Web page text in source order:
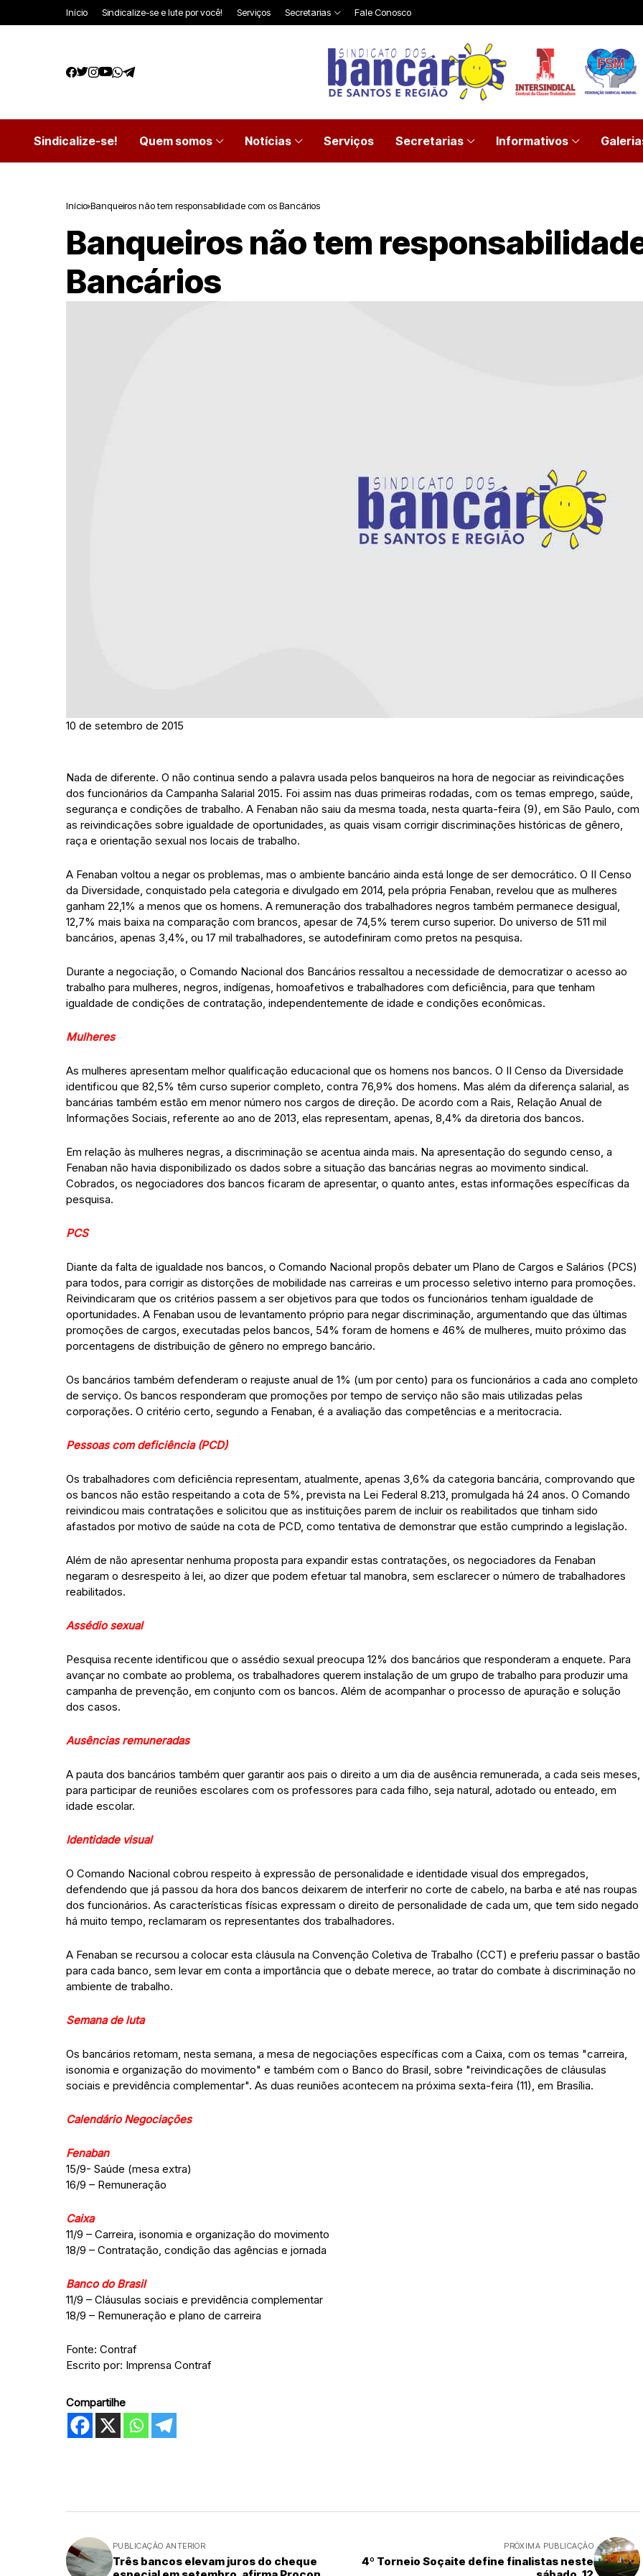
Início Sindicalize-se e lute por você! Serviços Secretarias Fale Conosco
Sindicalize-se! Quem somos Notícias Serviços Secretarias Informativos
Início Banqueiros não tem responsabilidade com os Bancários
Banqueiros não tem
Bancários
10 de setembro de 2015
Nada de diferente. O não continua sendo a palavra usada pelos banqueiros na hora de negociar as reivindicações
dos funcionários da Campanha Salarial 2015. Foi assim nas duas primeiras rodadas, com os temas emprego, saúde,
segurança e condições de trabalho. A Fenaban não saiu da mesma toada, nesta quarta-feira (9), em São Paulo, com
as reivindicações sobre igualdade de oportunidades, as quais visam corrigir discriminações históricas de gênero,
raça e orientação sexual nos locais de trabalho.
A Fenaban voltou a negar os problemas, mas o ambiente bancário ainda está longe de ser democrático. O II Censo
da Diversidade, conquistado pela categoria e divulgado em 2014, pela própria Fenaban, revelou que as mulheres
ganham 22,1% a menos que os homens. A remuneração dos trabalhadores negros também permanece desigual,
12,7% mais baixa na comparação com brancos, apesar de 74,5% terem curso superior. Do universo de 511 mil
bancários, apenas 3,4%, ou 17 mil trabalhadores, se autodefiniram como pretos na pesquisa.
Durante a negociação, o Comando Nacional dos Bancários ressaltou a necessidade de democratizar o acesso ao
trabalho para mulheres, negros, indígenas, homoafetivos e trabalhadores com deficiência, para que tenham
igualdade de condições de contratação, independentemente de idade e condições econômicas.
Mulheres
As mulheres apresentam melhor qualificação educacional que os homens nos bancos. O II Censo da Diversidade
identificou que 82,5% têm curso superior completo, contra 76,9% dos homens. Mas além da diferença salarial, as
bancárias também estão em menor número nos cargos de direção. De acordo com a Rais, Relação Anual de
Informações Sociais, referente ao ano de 2013, elas representam, apenas, 8,4% da diretoria dos bancos.
Em relação às mulheres negras, a discriminação se acentua ainda mais. Na apresentação do segundo censo, a
Fenaban não havia disponibilizado os dados sobre a situação das bancárias negras ao movimento sindical.
Cobrados, os negociadores dos bancos ficaram de apresentar, o quanto antes, estas informações específicas da
pesquisa.
PCS
Diante da falta de igualdade nos bancos, o Comando Nacional propôs debater um Plano de Cargos e Salários (PCS)
para todos, para corrigir as distorções de mobilidade nas carreiras e um processo seletivo interno para promoções.
Reivindicaram que os critérios passem a ser objetivos para que todos os funcionários tenham igualdade de
oportunidades. A Fenaban usou de levantamento próprio para negar discriminação, argumentando que das últimas
promoções de cargos, executadas pelos bancos, 54% foram de homens e 46% de mulheres, muito próximo das
porcentagens de distribuição de gênero no emprego bancário.
Os bancários também defenderam o reajuste anual de 1% (um por cento) para os funcionários a cada ano completo
de serviço. Os bancos responderam que promoções por tempo de serviço não são mais utilizadas pelas
corporações. O critério certo, segundo a Fenaban, é a avaliação das competências e a meritocracia.
Pessoas com deficiência (PCD)
Os trabalhadores com deficiência representam, atualmente, apenas 3,6% da categoria bancária, comprovando que
os bancos não estão respeitando a cota de 5%, prevista na Lei Federal 8.213, promulgada há 24 anos. O Comando
reivindicou mais contratações e solicitou que as instituições parem de incluir os reabilitados que tinham sido
afastados por motivo de saúde na cota de PCD, como tentativa de demonstrar que estão cumprindo a legislação.
Além de não apresentar nenhuma proposta para expandir estas contratações, os negociadores da Fenaban
negaram o desrespeito à lei, ao dizer que podem efetuar tal manobra, sem esclarecer o número de trabalhadores
reabilitados.
Assédio sexual
Pesquisa recente identificou que o assédio sexual preocupa 12% dos bancários que responderam a enquete. Para
avançar no combate ao problema, os trabalhadores querem instalação de um grupo de trabalho para produzir uma
campanha de prevenção, em conjunto com os bancos. Além de acompanhar o processo de apuração e solução
dos casos.
Ausências remuneradas
A pauta dos bancários também quer garantir aos pais o direito a um dia de ausência remunerada, a cada seis meses,
para participar de reuniões escolares com os professores para cada filho, seja natural, adotado ou enteado, em
idade escolar.
Identidade visual
O Comando Nacional cobrou respeito à expressão de personalidade e identidade visual dos empregados,
defendendo que já passou da hora dos bancos deixarem de interferir no corte de cabelo, na barba e até nas roupas
dos funcionários. As características físicas expressam o direito de personalidade de cada um, que tem sido negado
há muito tempo, reclamaram os representantes dos trabalhadores.
A Fenaban se recursou a colocar esta cláusula na Convenção Coletiva de Trabalho (CCT) e preferiu passar o bastão
para cada banco, sem levar em conta a importância que o debate merece, ao tratar do combate à discriminação no
ambiente de trabalho.
Semana de luta
Os bancários retomam, nesta semana, a mesa de negociações específicas com a Caixa, com os temas "carreira,
isonomia e organização do movimento" e também com o Banco do Brasil, sobre "reivindicações de cláusulas
sociais e previdência complementar". As duas reuniões acontecem na próxima sexta-feira (11), em Brasília.
Calendário Negociações
Fenaban
15/9- Saúde (mesa extra)
16/9 – Remuneração
Caixa
11/9 – Carreira, isonomia e organização do movimento
18/9 – Contratação, condição das agências e jornada
Banco do Brasil
11/9 – Cláusulas sociais e previdência complementar
18/9 – Remuneração e plano de carreira
Fonte: Contraf
Escrito por: Imprensa Contraf
Compartilhe
PUBLICAÇÃO ANTERIOR
Três bancos elevam juros do cheque
PRÓXIMA PUBLICAÇÃO
4º Torneio Soçaite define finalistas neste